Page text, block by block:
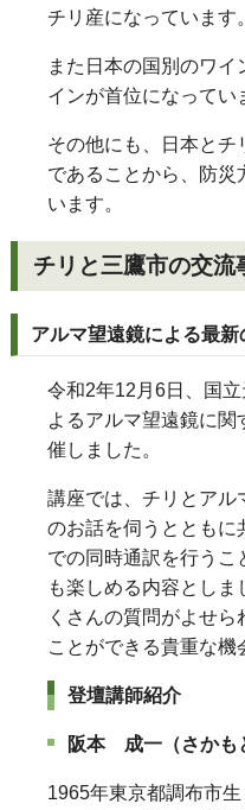
チリ産になっています。
また日本の国別のワ
インが首位になってい
その他にも、日本とチ
であることから、防災
います。
チリと三鷹市の交流
アルマ望遠鏡による最新
令和2年12月6日、国
よるアルマ望遠鏡に関
催しました。
講座では、チリとアル
のお話を伺うとともに
での同時通訳を行うこ
も楽しめる内容とし
くさんの質問がよせ
ことができる貴重な機
登壇講師紹介
阪本 成一（さか
1965年東京都調布市